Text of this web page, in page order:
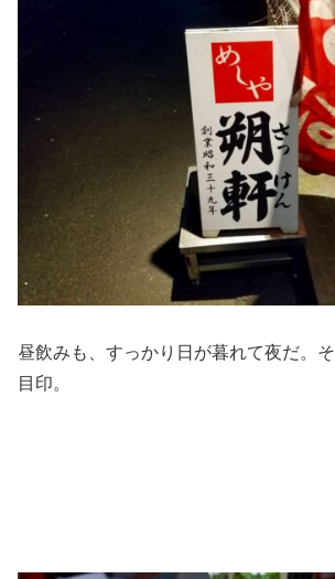
昼飲みも、すっかり日が暮れて夜だ。
目印。